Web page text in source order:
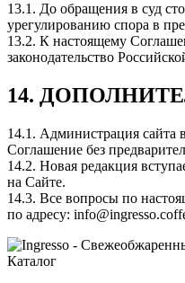
13.1. До обращения в суд
урегулированию спора в
13.2. К настоящему
законодательство
14.
14.1. Администрация сайта
Соглашение без
14.2. Новая редакция
на Сайте.
14.3. Все вопросы по
по адресу:
Каталог